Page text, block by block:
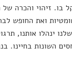
בו. זיהוי והכרה של
ואת החופש
ינהלו אותנו,
השונות בחיינו.